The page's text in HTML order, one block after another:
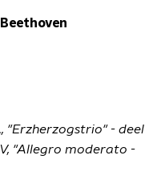
"Erzherzogstrio" - deel
"Allegro moderato -